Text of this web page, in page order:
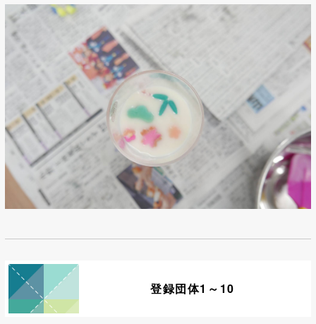
登録団体1～10